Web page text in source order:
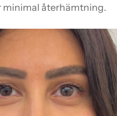
minimal återhämtning.